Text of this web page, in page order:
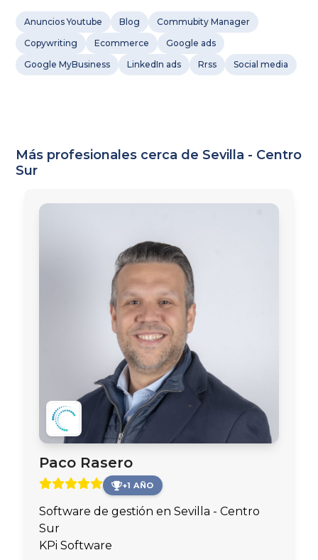
Anuncios Youtube Blog
Commubity Manager
Copywriting
Ecommerce
Google ads
Google MyBusiness
LinkedIn ads Rrss Social media
Más profesionales cerca de Sevilla - Centro
Sur
Paco Rasero
+1 AÑO
Software de gestión en Sevilla - Centro
Sur
KPi Software